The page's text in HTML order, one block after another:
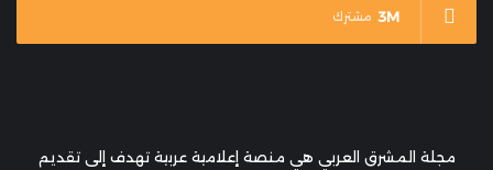
3M مشترك
مجلة المشرق العربي هي منصة إعلامية عربية تهدف إلى تقديم